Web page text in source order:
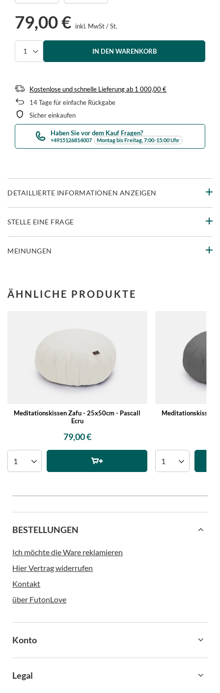
79,00 € inkl. MwSt/St.
IN DEN WARENKORB
Kostenlose und schnelle Lieferungab 1 000,00 €
14Tage für einfache Rückgabe
Sicher einkaufen
Haben Sie vor dem Kauf Fragen?
+4915126814007 Montag bis Freitag, 7:00-15:00 Uhr
DETAILLIERTE INFORMATIONEN ANZEIGEN
STELLE EINE FRAGE
MEINUNGEN
ÄHNLICHE PRODUKTE
Meditationskissen Zafu - 25x50cm - Pascall
Ecru
79,00 €
Meditationskissen
BESTELLUNGEN
Ich möchte die Ware reklamieren
Hier Vertrag widerrufen
Kontakt
über FutonLove
Konto
Legal